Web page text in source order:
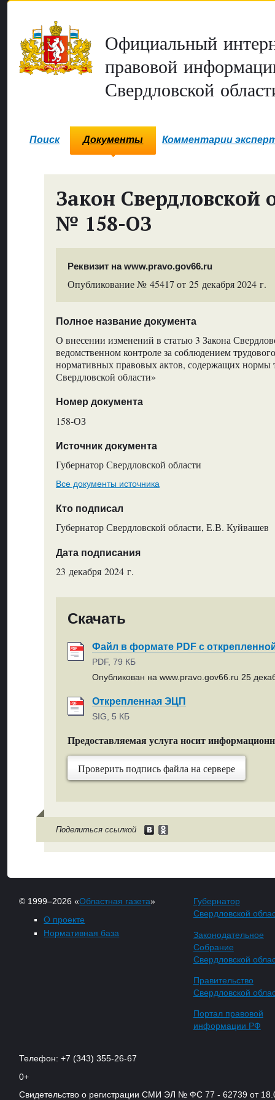
Официальный
правовой
Свердловской
Поиск Документы Комментарии
Закон Свердловской
№ 158-ОЗ
Реквизит на www.pravo.gov66.ru
Опубликование № 45417 от 25 декабря 2024 г.
Полное название документа
О внесении изменений в статью 3 Закона
ведомственном контроле за соблюдением
нормативных правовых актов, содержащих нормы
Свердловской области»
Номер документа
158-ОЗ
Источник документа
Губернатор Свердловской области
Все документы источника
Кто подписал
Губернатор Свердловской области, Е.В. Куйвашев
Дата подписания
23 декабря 2024 г.
Скачать
Файл в формате PDF с
PDF, 79 КБ
Опубликован на www.pravo.gov66.ru 25
Открепленная ЭЦП
SIG, 5 КБ
Предоставляемая услуга носит
Проверить подпись файла на сервере
Поделиться ссылкой
© 1999–2026 «Областная газета»
О проекте
Нормативная база
Губернатор
Свердловской
Законодательное
Собрание
Свердловской
Правительство
Свердловской
Портал правовой
информации РФ
Телефон: +7 (343) 355-26-67
0+
Свидетельство о регистрации СМИ ЭЛ № ФС 77 - 62739 от